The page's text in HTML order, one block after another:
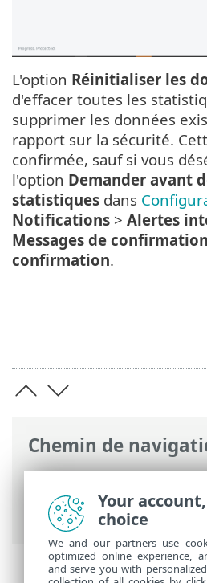
Chemin de
Aide en ligne ESET>
Utilisation d'ESET Safe
Rapport sur la sécurité
L'option Réinitialiser les
d'effacer toutes les
supprimer les données
rapport sur la sécurité.
confirmée, sauf si vous
l'option Demander avant
statistiques dans
Notifications > Alertes
Messages de confirmation
confirmation.
Your
choice
We and our partners use
optimized online experience,
and serve you with